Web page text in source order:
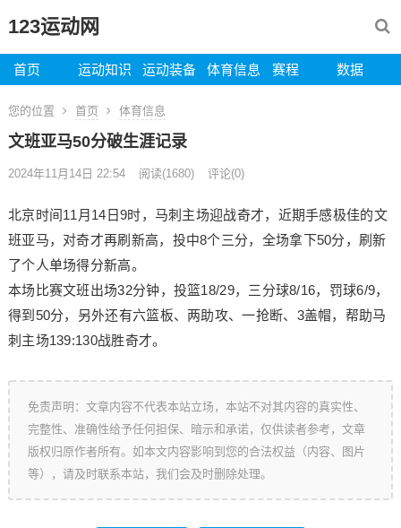
123运动网
首页 运动知识 运动装备 体育信息 赛程 数据
您的位置 首页 体育信息
文班亚马50分破生涯记录
2024年11月14日 22:54 阅读(1680) 评论(0)
北京时间11月14日9时，马刺主场迎战奇才，近期手感极佳的文
班亚马，对奇才再刷新高，投中8个三分，全场拿下50分，刷新
了个人单场得分新高。
本场比赛文班出场32分钟，投篮18/29，三分球8/16，罚球6/9，
得到50分，另外还有六篮板、两助攻、一抢断、3盖帽，帮助马
刺主场139:130战胜奇才。
免责声明：文章内容不代表本站立场，本站不对其内容的真实性、
完整性、准确性给予任何担保、暗示和承诺，仅供读者参考，文章
版权归原作者所有。如本文内容影响到您的合法权益（内容、图片
等），请及时联系本站，我们会及时删除处理。